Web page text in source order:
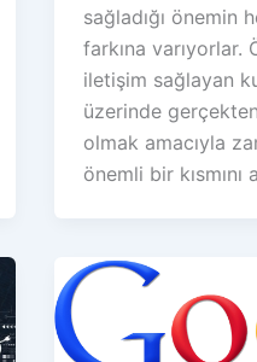
sağladığı önemin
farkına varıyorlar.
iletişim sağlayan
üzerinde
olmak amacıyla
önemli bir kısmını